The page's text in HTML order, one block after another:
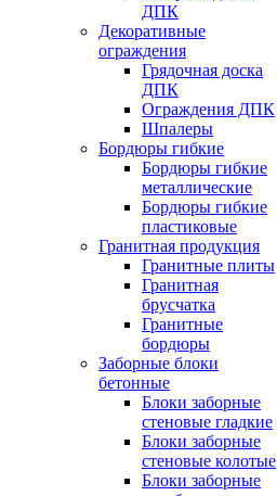
ДПК
Декоративные
ограждения
Грядочная доска
ДПК
Ограждения ДПК
Шпалеры
Бордюры гибкие
Бордюры гибкие
металлические
Бордюры гибкие
пластиковые
Гранитная продукция
Гранитные плиты
Гранитная
брусчатка
Гранитные
бордюры
Заборные блоки
бетонные
Блоки заборные
стеновые гладкие
Блоки заборные
стеновые колотые
Блоки заборные